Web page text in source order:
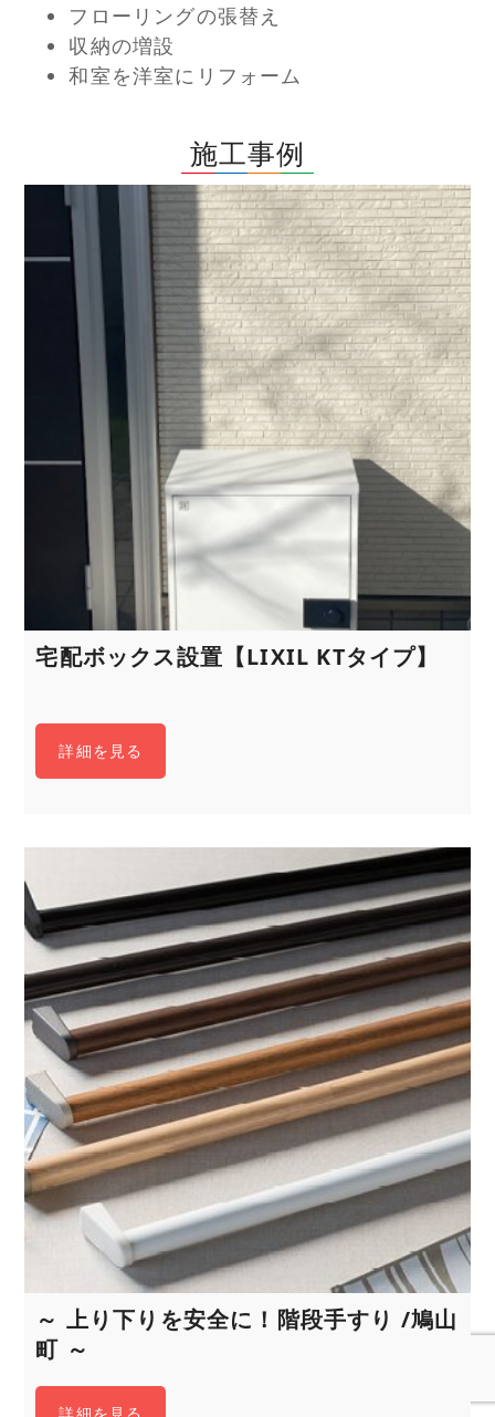
フローリングの張替え
収納の増設
和室を洋室にリフォーム
施工事例
宅配ボックス設置【LIXIL KTタイプ】
詳細を見る
～ 上り下りを安全に！階段手すり /鳩山
町 ～